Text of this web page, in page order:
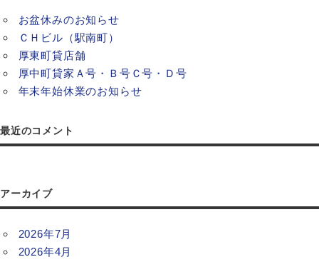
お盆休みのお知らせ
ＣＨビル（駅南町）
厚東町貸店舗
厚中町貸家Ａ号・Ｂ号Ｃ号・Ｄ号
年末年始休業のお知らせ
最近のコメント
アーカイブ
2026年7月
2026年4月